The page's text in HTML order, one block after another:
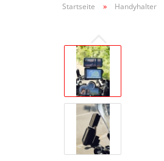
Startseite » Handyhalter